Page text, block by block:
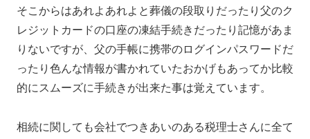
そこからはあれよあれよと葬儀の段取りだったり父のク
レジットカードの口座の凍結手続きだったり記憶があま
りないですが、父の手帳に携帯のログインパスワードだ
ったり色んな情報が書かれていたおかげもあってか比較
的にスムーズに手続きが出来た事は覚えています。
相続に関しても会社でつきあいのある税理士さんに全て